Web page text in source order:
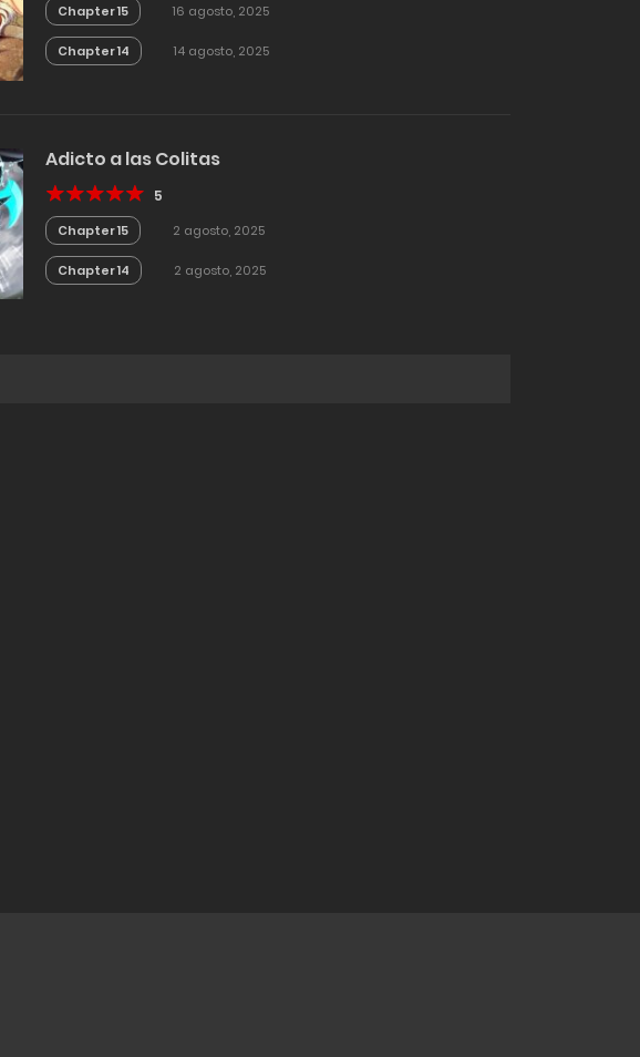
Chapter 15 16 agosto, 2025
Chapter 14 14 agosto, 2025
Adicto a las Colitas
5
Chapter 15 2 agosto, 2025
Chapter 14 2 agosto, 2025